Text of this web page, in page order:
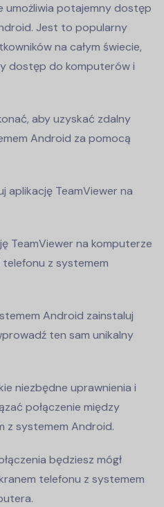
umożliwia potajemny dostęp
Jest to popularny
na całym świecie,
dostęp do komputerów i
aby uzyskać zdalny
Android za pomocą
aplikację TeamViewer na
TeamViewer na komputerze
z systemem
Android zainstaluj
ten sam unikalny
niezbędne uprawnienia i
połączenie między
z systemem Android.
będziesz mógł
telefonu z systemem